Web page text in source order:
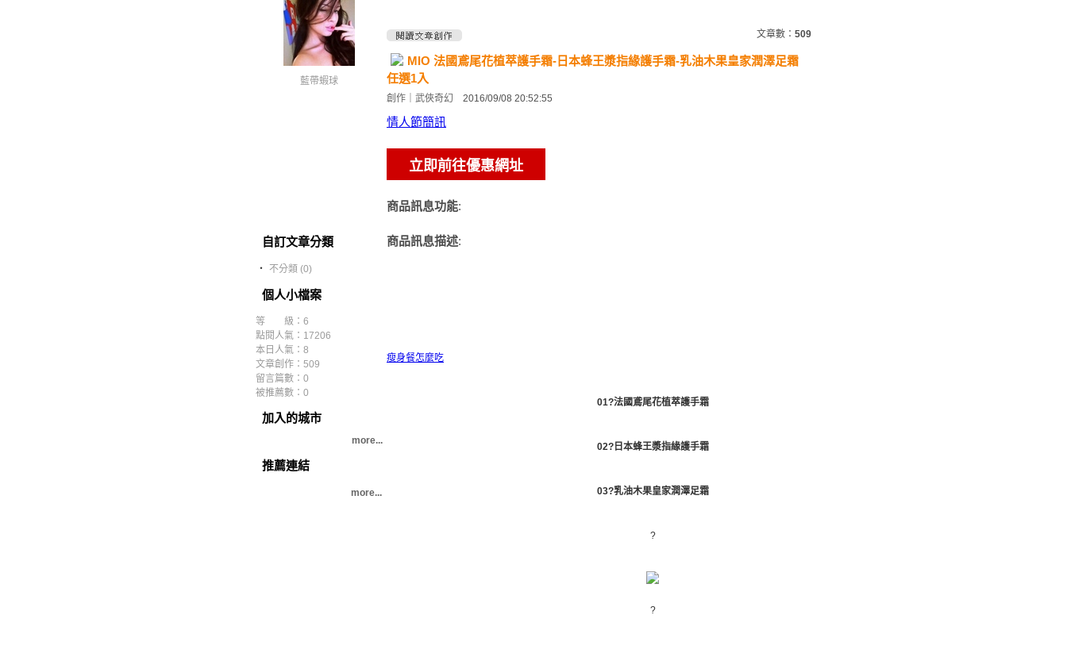
藍帶蝦球
自訂文章分類
‧ 不分類 (0)
個人小檔案
等 級：6
點閱人氣：17206
本日人氣：8
文章創作：509
留言篇數：0
被推薦數： 0
加入的城市
more...
推薦連結
more...
文章數： 509
MIO 法國鳶尾花植萃護手霜-日本蜂王漿指緣護手霜-乳油木果皇家潤澤足霜
任選1入
創作 武俠奇幻 2016/09/08 20:52:55
情人節簡訊
商品訊息功能:
商品訊息描述:
瘦身餐怎麼吃
01?法國鳶尾花植萃護手霜
02?日本蜂王漿指緣護手霜
03?乳油木果皇家潤澤足霜
?
?